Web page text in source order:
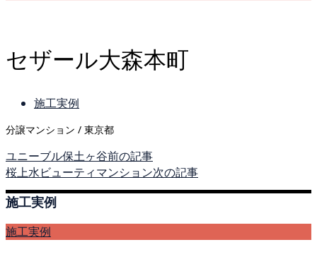
セザール大森本町
施工実例
分譲マンション / 東京都
ユニーブル保土ヶ谷前の記事
桜上水ビューティマンション次の記事
施工実例
施工実例